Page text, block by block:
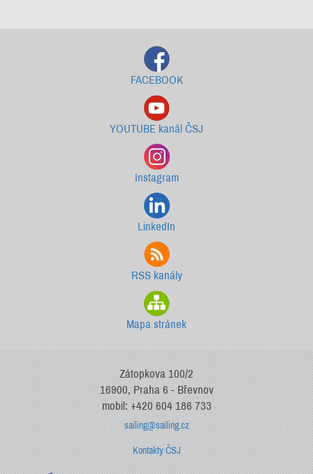
FACEBOOK
YOUTUBE kanál ČSJ
Instagram
LinkedIn
RSS kanály
Mapa stránek
Zátopkova 100/2
16900, Praha 6 - Břevnov
mobil: +420 604 186 733
sailing@sailing.cz
Kontakty ČSJ